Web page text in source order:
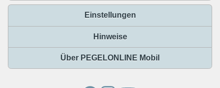
Einstellungen
Hinweise
Über PEGELONLINE Mobil